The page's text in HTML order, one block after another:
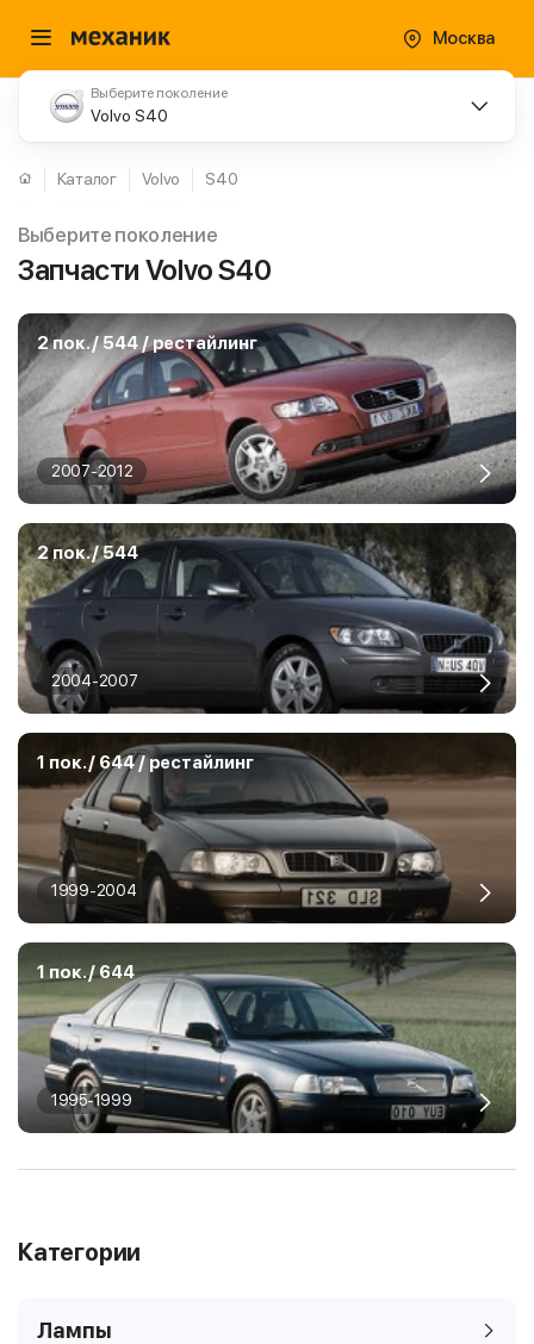
Москва
Выберите поколение
Volvo S40
Каталог Volvo S40
Выберите поколение
Запчасти Volvo S40
2 пок. / 544 / рестайлинг
2007-2012
2 пок. / 544
2004-2007
1 пок. / 644 / рестайлинг
1999-2004
1 пок. / 644
1995-1999
Категории
Лампы